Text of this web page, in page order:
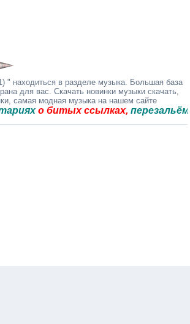
" находиться в разделе музыка. Большая база
для вас. Скачать новинки музыки скачать,
самая модная музыка на нашем сайте
битых ссылках,перезальём быстро.